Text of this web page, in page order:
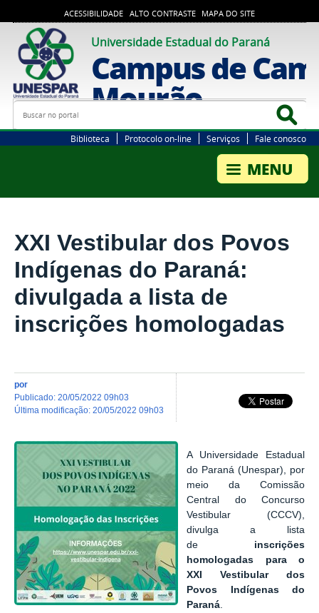
ACESSIBILIDADE ALTO CONTRASTE MAPA DO SITE
Universidade Estadual do Paraná
Campus de
Mourão
Busca
Biblioteca Protocolo on-line Serviços Fale conosco
XXI Vestibular dos Povos
Indígenas do Paraná:
divulgada a lista de
inscrições homologadas
por
publicado: 20/05/2022 09h03
última modificação: 20/05/2022 09h03
A Universidade Estadual
do Paraná (Unespar), por
meio da Comissão
Central do Concurso
Vestibular (CCCV),
divulga a lista
de inscrições
homologadas para o
XXI Vestibular dos
Povos Indígenas do
Paraná